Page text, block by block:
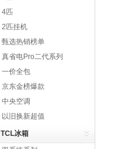
4匹
2匹挂机
甄选热销榜单
真省电Pro二代系列
一价全包
京东金榜爆款
中央空调
以旧换新超值
TCL冰箱